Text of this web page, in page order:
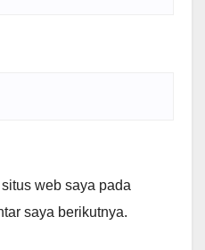
web saya pada
saya berikutnya.